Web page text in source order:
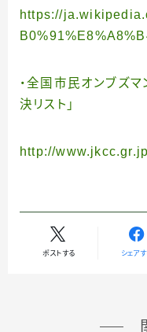
https://
・全国市民オンブズ
決リスト」
http://
ポストする シェア